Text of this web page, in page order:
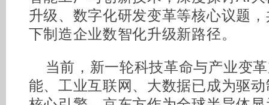
升级、数字化研发变革等核心议题
下制造企业数智化升级新路径。
当前，新一轮科技革命与产业变
能、工业互联网、大数据已成为驱